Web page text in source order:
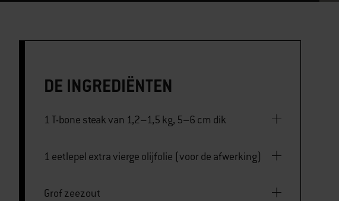
DE INGREDIËNTEN
1 T-bone steak van 1,2–1,5 kg, 5–6 cm dik
1 eetlepel extra vierge olijfolie (voor de afwerking)
Grof zeezout